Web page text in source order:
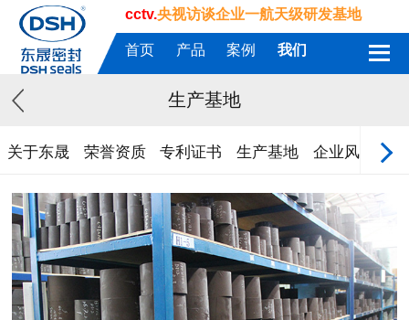
cctv.央视访谈企业一航天级研发基地
首页 产品 案例 我们
生产基地
关于东晟 荣誉资质 专利证书 生产基地 企业风采 质